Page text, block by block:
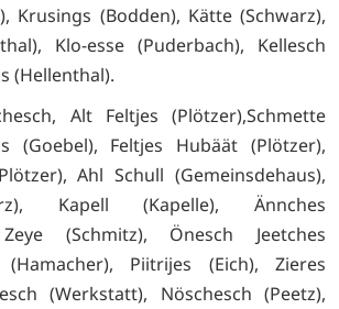
Krusings (Bodden), Kätte (Schwarz),
Klo-esse (Puderbach), Kellesch
(Hellenthal).
Alt Feltjes (Plötzer),Schmette
(Goebel), Feltjes Hubäät (Plötzer),
Ahl Schull (Gemeinsdehaus),
Kapell (Kapelle), Ännches
(Schmitz), Önesch Jeetches
Piitrijes (Eich), Zieres
(Werkstatt), Nöschesch (Peetz),